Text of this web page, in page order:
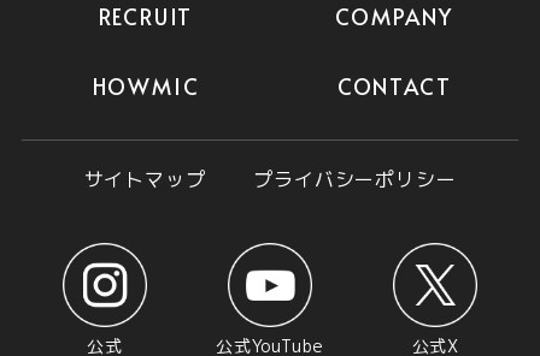
2025.10.30
たくさんのご応募をお待ちしています！
テレビ制作アシスタントディレクター：
2025/11/10
イベント制作アシスタントディレクター：
RECRUIT COMPANY
HOWMIC CONTACT
サイトマップ プライバシーポリシー
公式
公式YouTube 公式X